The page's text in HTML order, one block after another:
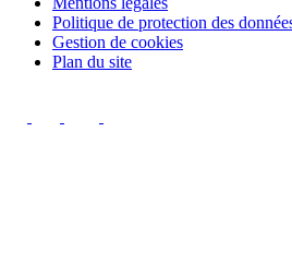
Politique de protection des
Gestion de cookies
Plan du site